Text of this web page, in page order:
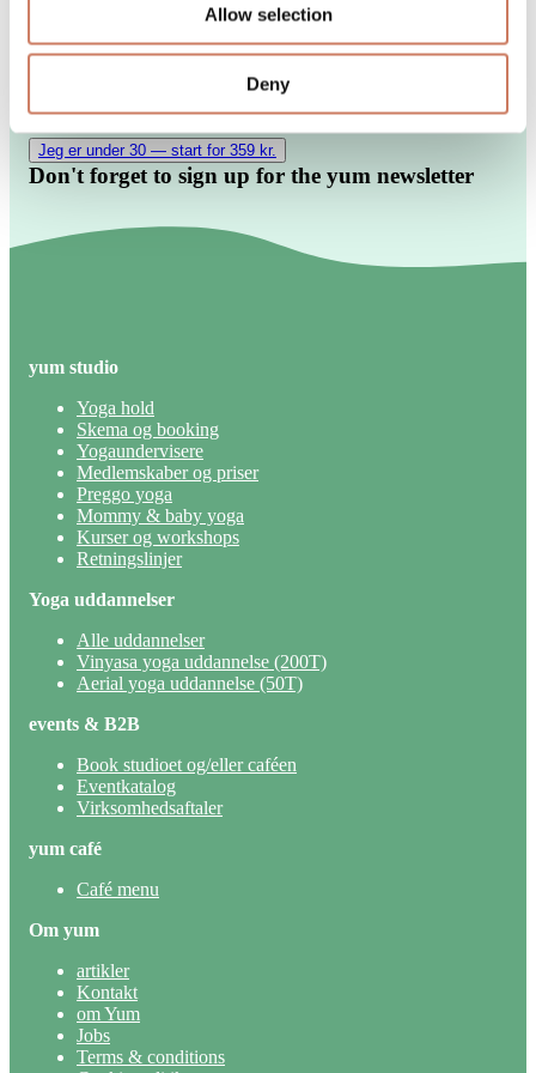
Allow selection
Deny
Prøv ubegrænset yoga og find de hold, der passer ind i
Book de hold, der hjælper dig med at finde din rytme.
10% i yum caféen, imens dit medlemsskab er aktivt.
Jeg er under 30 — start for 359 kr.
Don't forget to sign up for the yum newsletter
yum studio
Yoga hold
Skema og booking
Yogaundervisere
Medlemskaber og priser
Preggo yoga
Mommy & baby yoga
Kurser og workshops
Retningslinjer
Yoga uddannelser
Alle uddannelser
Vinyasa yoga uddannelse (200T)
Aerial yoga uddannelse (50T)
events & B2B
Book studioet og/eller caféen
Eventkatalog
Virksomhedsaftaler
yum café
Café menu
Om yum
artikler
Kontakt
om Yum
Jobs
Terms & conditions